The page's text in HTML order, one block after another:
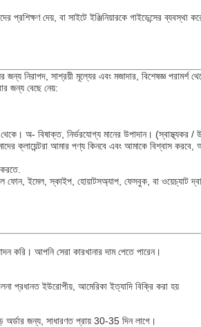
দেয়, বা সাইটে ইঞ্জিনিয়ারকে গাইডেন্সের ব্যবস্থা
নিরাপদ, সাশ্রয়ী মূল্যের এবং মজাদার, বিশেষজ্ঞ পরামর্শ
জন্য বেছে নেয়:
অ- বিষাক্ত, নির্ভরযোগ্য মানের উপাদান। (স্বাস্থ্যকর /
ক্লায়েন্টরা আমার পণ্য কিনবে এবং আমাকে বিশ্বাস
ইমেল, স্কাইপ, হোয়াটসঅ্যাপ, ফেসবুক, বা ওয়েচ্যাট
করি। আপনি সেরা কারখানার দাম পেতে পারেন।
প্রধানত ইউরোপীয়, আমেরিকা ইত্যাদি বিক্রি করা হয়
জন্য, সাধারণত প্রায় 30-35 দিন লাগে।